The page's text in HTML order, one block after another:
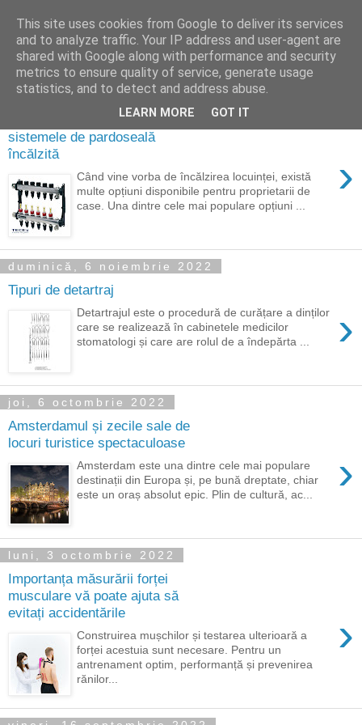
Hai la noi!
vineri, 6 ianuarie 2023
De ce ar trebui să aleg
sistemele de pardoseală
încălzită
›
Când vine vorba de încălzirea locuinței, există
multe opțiuni disponibile pentru proprietarii de
case. Una dintre cele mai populare opțiuni ...
duminică, 6 noiembrie 2022
Tipuri de detartraj
›
Detartrajul este o procedură de curățare a dinților
care se realizează în cabinetele medicilor
stomatologi și care are rolul de a îndepărta ...
joi, 6 octombrie 2022
Amsterdamul și zecile sale de
locuri turistice spectaculoase
›
Amsterdam este una dintre cele mai populare
destinații din Europa și, pe bună dreptate, chiar
este un oraș absolut epic. Plin de cultură, ac...
luni, 3 octombrie 2022
Importanța măsurării forței
musculare vă poate ajuta să
evitați accidentările
›
Construirea mușchilor și testarea ulterioară a
forței acestuia sunt necesare. Pentru un
antrenament optim, performanță și prevenirea
rănilor...
This site uses cookies from Google to deliver its services
and to analyze traffic. Your IP address and user-agent are
shared with Google along with performance and security
metrics to ensure quality of service, generate usage
statistics, and to detect and address abuse.
LEARN MORE GOT IT